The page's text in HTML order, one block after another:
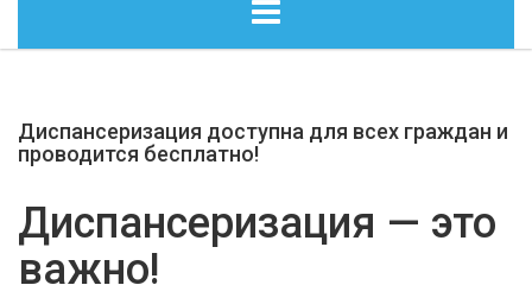
ОБЩЕСТВО
КУЛЬТУРА
Диспансеризация доступна для всех граждан и
проводится бесплатно!
Диспансеризация — это
важно!